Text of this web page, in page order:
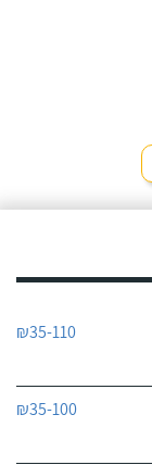
₪35-110
₪35-100